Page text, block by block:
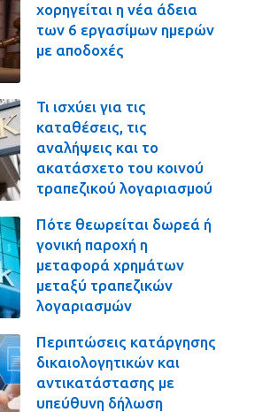
χορηγείται η νέα άδεια
των 6 εργασίμων ημερών
με αποδοχές
Τι ισχύει για τις
καταθέσεις, τις
αναλήψεις και το
ακατάσχετο του κοινού
τραπεζικού λογαριασμού
Πότε θεωρείται δωρεά ή
γονική παροχή η
μεταφορά χρημάτων
μεταξύ τραπεζικών
λογαριασμών
Περιπτώσεις κατάργησης
δικαιολογητικών και
αντικατάστασης με
υπεύθυνη δήλωση